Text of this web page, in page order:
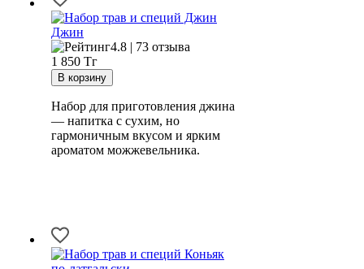
Джин
4.8 | 73 отзыва
1 850 Тг
Набор для приготовления джина
— напитка с сухим, но
гармоничным вкусом и ярким
ароматом можжевельника.